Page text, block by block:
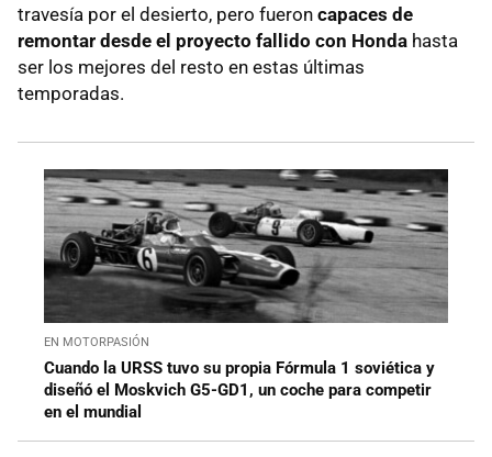
travesía por el desierto, pero fueron capaces de
remontar desde el proyecto fallido con Honda hasta
ser los mejores del resto en estas últimas
temporadas.
EN MOTORPASIÓN
Cuando la URSS tuvo su propia Fórmula 1 soviética y
diseñó el Moskvich G5-GD1, un coche para competir
en el mundial